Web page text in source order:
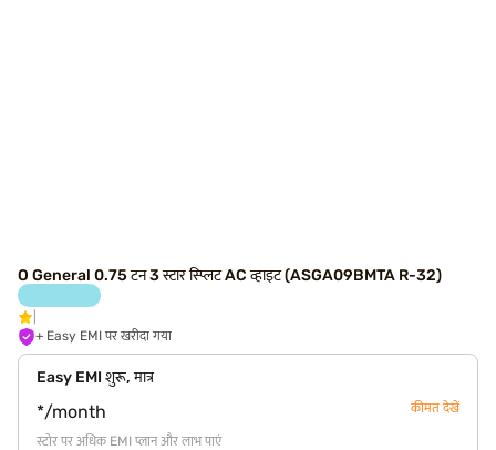
O General 0.75 टन 3 स्टार स्प्लिट AC व्हाइट (ASGA09BMTA R-32)
+ Easy EMI पर खरीदा गया
Easy EMI शुरू, मात्र
*/month कीमत देखें
स्टोर पर अधिक EMI प्लान और लाभ पाएं